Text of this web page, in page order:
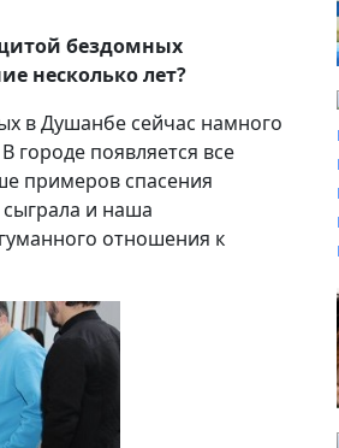
бездомных
несколько лет?
в Душанбе сейчас намного
появляется все
примеров спасения
и наша
отношения к